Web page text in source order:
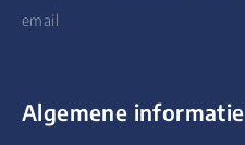
email
Algemene informatie